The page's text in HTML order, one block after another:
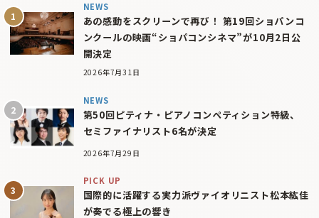
NEWS
あの感動をスクリーンで再び！ 第19回ショパンコ
ンクールの映画“ショパコンシネマ”が10月2日公
開決定
2026年7月31日
NEWS
第50回ピティナ・ピアノコンペティション特級、
セミファイナリスト6名が決定
2026年7月29日
PICK UP
国際的に活躍する実力派ヴァイオリニスト松本紘佳
が奏でる極上の響き